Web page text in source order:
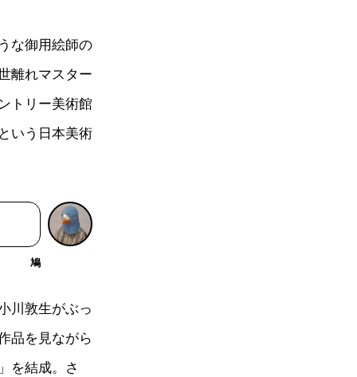
な御用絵師の
離れマスター
トリー美術館
いう日本美術
鳩
川敦生がぶっ
品を見ながら
を結成。さ